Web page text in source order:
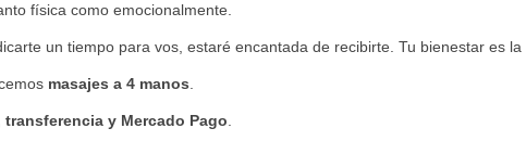
física como emocionalmente.
un tiempo para vos, estaré encantada de recibirte. Tu bienestar es la
masajes a 4 manos
y Mercado Pago